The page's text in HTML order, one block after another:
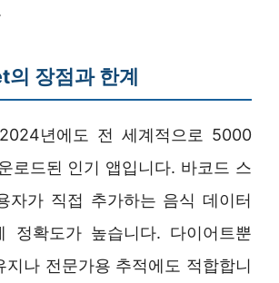
장점과 한계
년에도 전 세계적으로 5000
로드된 인기 앱입니다. 바코드 스
자가 직접 추가하는 음식 데이터
정확도가 높습니다. 다이어트뿐
지나 전문가용 추적에도 적합합니